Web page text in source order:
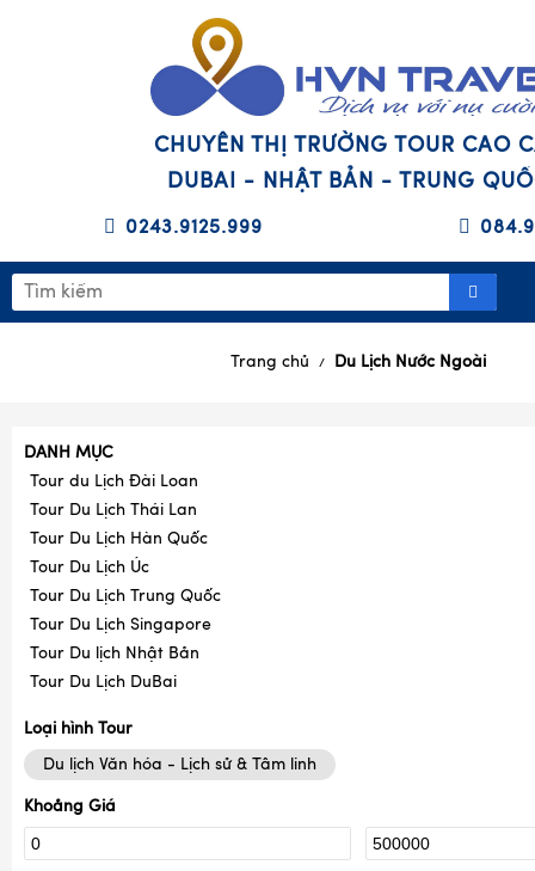
CHUYÊN THỊ TRƯỜNG TOUR CAO
DUBAI - NHẬT BẢN - TRUNG
0243.9125.999
Trang chủ / Du Lịch Nước Ngoài
DANH MỤC
Tour du Lịch Đài Loan
Tour Du Lịch Thái Lan
Tour Du Lịch Hàn Quốc
Tour Du Lịch Úc
Tour Du Lịch Trung Quốc
Tour Du Lịch Singapore
Tour Du lịch Nhật Bản
Tour Du Lịch DuBai
Loại hình Tour
Du lịch Văn hóa - Lịch sử & Tâm linh
Khoảng Giá